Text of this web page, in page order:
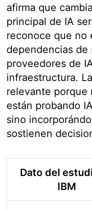
afirma que
principal de IA
reconoce que no
dependencias
proveedores de
infraestructura.
relevante porque
están probando
sino
sostienen
Dato del
IBM